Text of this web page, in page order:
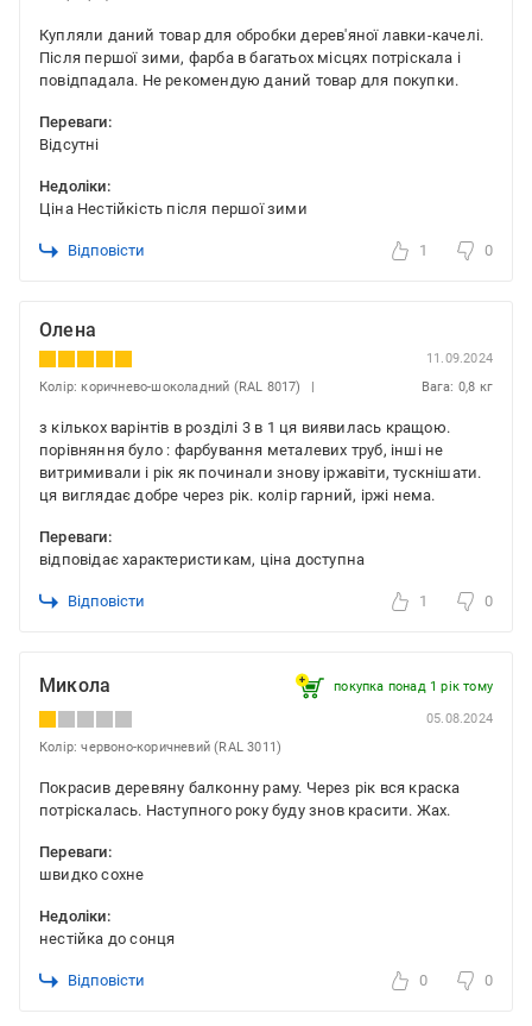
Купляли даний товар для обробки дерев'яної лавки-качелі.
Після першої зими, фарба в багатьох місцях потріскала і
повідпадала. Не рекомендую даний товар для покупки.
Переваги:
Відсутні
Недоліки:
Ціна Нестійкість після першої зими
Відповісти 1 0
Олена
11.09.2024
Колір: коричнево-шоколадний (RAL 8017)
Вага: 0,8 кг
з кількох варінтів в розділі 3 в 1 ця виявилась кращою.
порівняння було : фарбування металевих труб, інші не
витримивали і рік як починали знову іржавіти, тускнішати.
ця виглядає добре через рік. колір гарний, іржі нема.
Переваги:
відповідає характеристикам, ціна доступна
Відповісти 1 0
Микола покупка понад 1 рік тому
05.08.2024
Колір: червоно-коричневий (RAL 3011)
Покрасив деревяну балконну раму. Через рік вся краска
потріскалась. Наступного року буду знов красити. Жах.
Переваги:
швидко сохне
Недоліки:
нестійка до сонця
Відповісти 0 0